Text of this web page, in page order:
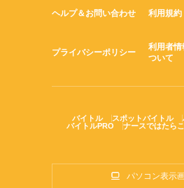
ヘルプ＆お問い合わせ 利用規約
プライバシーポリシー
利用者情
ついて
バイトル スポットバイトル
バイトルPRO
ナースではたらこ
パソコン表示